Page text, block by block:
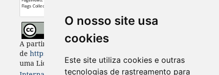
O nosso site usa
cookies
Este site utiliza cookies e outras
tecnologias de rastreamento para
A partir de 2023, Desenvolvimento e Meio Ambiente
de https://revistas.ufpr.br/made
uma Licença
Creative Commons - Atribuição 4.0